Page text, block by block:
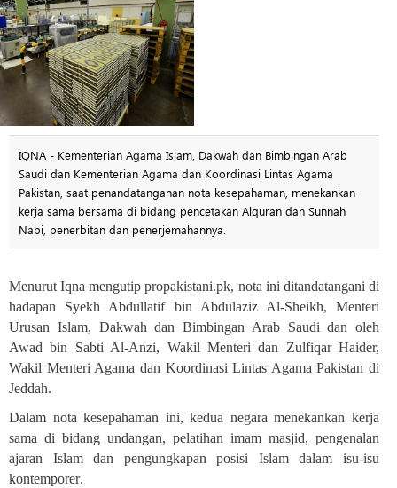
IQNA - Kementerian Agama Islam, Dakwah dan Bimbingan Arab
Saudi dan Kementerian Agama dan Koordinasi Lintas Agama
Pakistan, saat penandatanganan nota kesepahaman, menekankan
kerja sama bersama di bidang pencetakan Alquran dan Sunnah
Nabi, penerbitan dan penerjemahannya.
Menurut Iqna mengutip propakistani.pk, nota ini ditandatangani di
hadapan Syekh Abdullatif bin Abdulaziz Al-Sheikh, Menteri
Urusan Islam, Dakwah dan Bimbingan Arab Saudi dan oleh
Awad bin Sabti Al-Anzi, Wakil Menteri dan Zulfiqar Haider,
Wakil Menteri Agama dan Koordinasi Lintas Agama Pakistan di
Jeddah.
Dalam nota kesepahaman ini, kedua negara menekankan kerja
sama di bidang undangan, pelatihan imam masjid, pengenalan
ajaran Islam dan pengungkapan posisi Islam dalam isu-isu
kontemporer.